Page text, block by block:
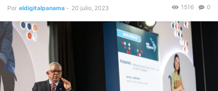
Por eldigitalpanama - 20 julio, 2023 0
1516